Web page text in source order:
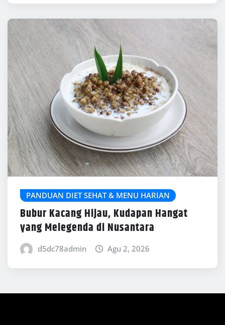
PANDUAN DIET SEHAT & MENU HARIAN
Bubur Kacang Hijau, Kudapan Hangat
yang Melegenda di Nusantara
d5dc78admin Agu 2, 2026